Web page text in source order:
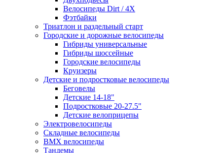
Велосипеды Dirt / 4X
Фэтбайки
Триатлон и раздельный старт
Городские и дорожные велосипеды
Гибриды универсальные
Гибриды шоссейные
Городские велосипеды
Круизеры
Детские и подростковые велосипеды
Беговелы
Детские 14-18"
Подростковые 20-27.5"
Детские велоприцепы
Электровелосипеды
Складные велосипеды
BMX велосипеды
Тандемы